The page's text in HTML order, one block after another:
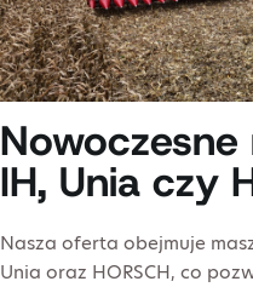
IH, Unia czy
Nasza oferta obejmuje
Unia oraz HORSCH, co